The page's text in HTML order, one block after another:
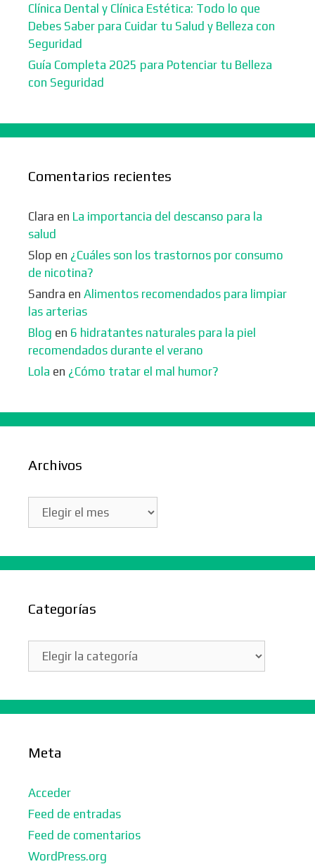
Clínica Dental y Clínica Estética: Todo lo que
Debes Saber para Cuidar tu Salud y Belleza con
Seguridad
Guía Completa 2025 para Potenciar tu Belleza
con Seguridad
Comentarios recientes
Clara en La importancia del descanso para la
salud
Slop en ¿Cuáles son los trastornos por consumo
de nicotina?
Sandra en Alimentos recomendados para limpiar
las arterias
Blog en 6 hidratantes naturales para la piel
recomendados durante el verano
Lola en ¿Cómo tratar el mal humor?
Archivos
Archivos
Categorías
Categorías
Meta
Acceder
Feed de entradas
Feed de comentarios
WordPress.org